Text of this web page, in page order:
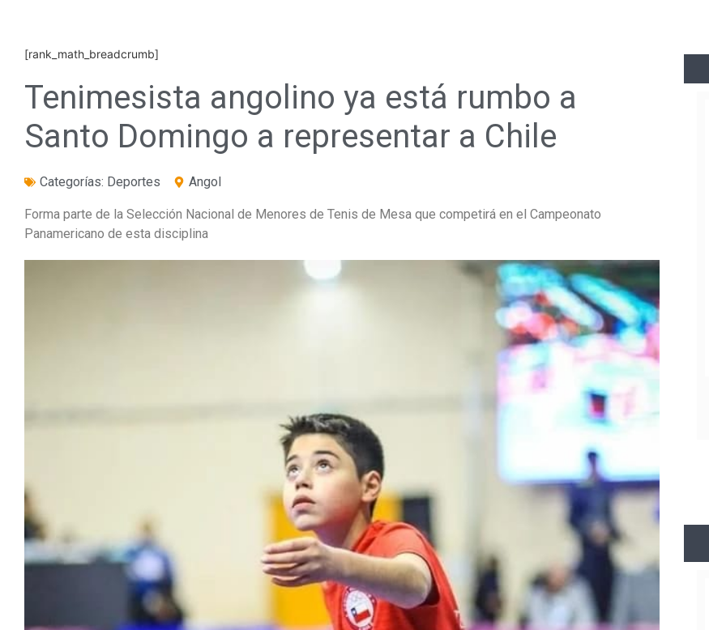
[rank_math_breadcrumb]
Tenimesista angolino ya está rumbo a
Santo Domingo a representar a Chile
Categorías: Deportes Angol
Forma parte de la Selección Nacional de Menores de Tenis de Mesa que competirá en el Campeonato
Panamericano de esta disciplina